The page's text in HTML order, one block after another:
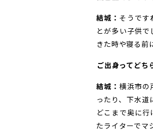
結城： そうです
とが多い子供
きた時や寝る前
――ご出身ってど
結城：横浜市の
ったり、下水
どこまで奥に
たライターでマ